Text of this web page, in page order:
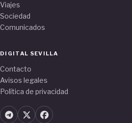
Viajes
Sociedad
Comunicados
DIGITAL SEVILLA
Contacto
Avisos legales
Política de privacidad